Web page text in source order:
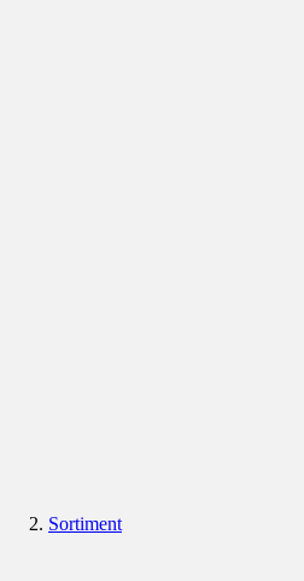
Sortiment